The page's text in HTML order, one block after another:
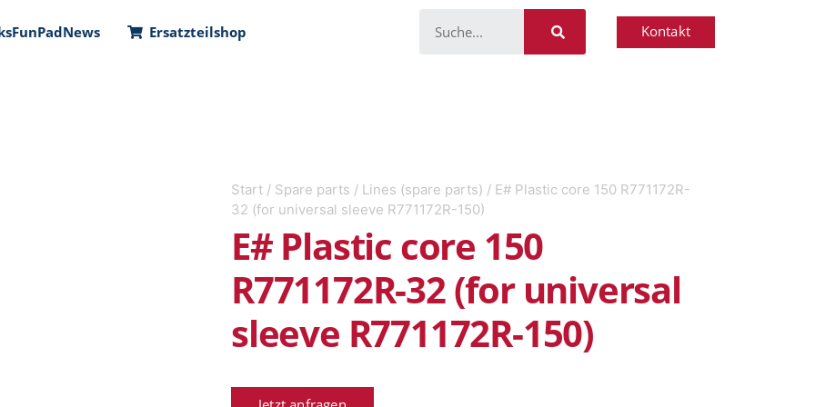
FunPadNews Ersatzteilshop Kontakt
Start / Spare parts / Lines (spare parts) / E# Plastic core 150 R771172R-
32 (for universal sleeve R771172R-150)
E# Plastic core 150
R771172R-32 (for universal
sleeve R771172R-150)